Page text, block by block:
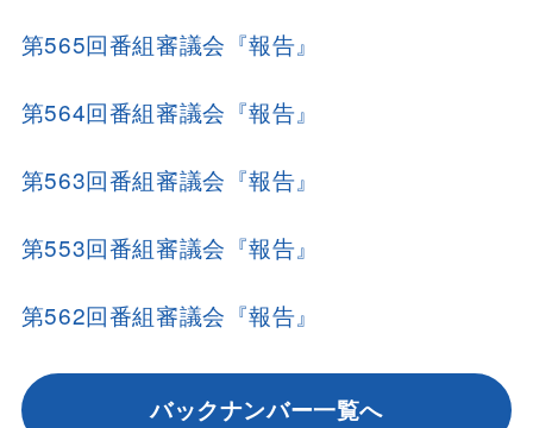
第565回番組審議会『報告』
第564回番組審議会『報告』
第563回番組審議会『報告』
第553回番組審議会『報告』
第562回番組審議会『報告』
バックナンバー一覧へ